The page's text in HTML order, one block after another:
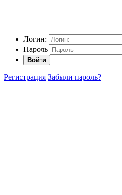
Логин:
Пароль
Войти
Регистрация Забыли пароль?